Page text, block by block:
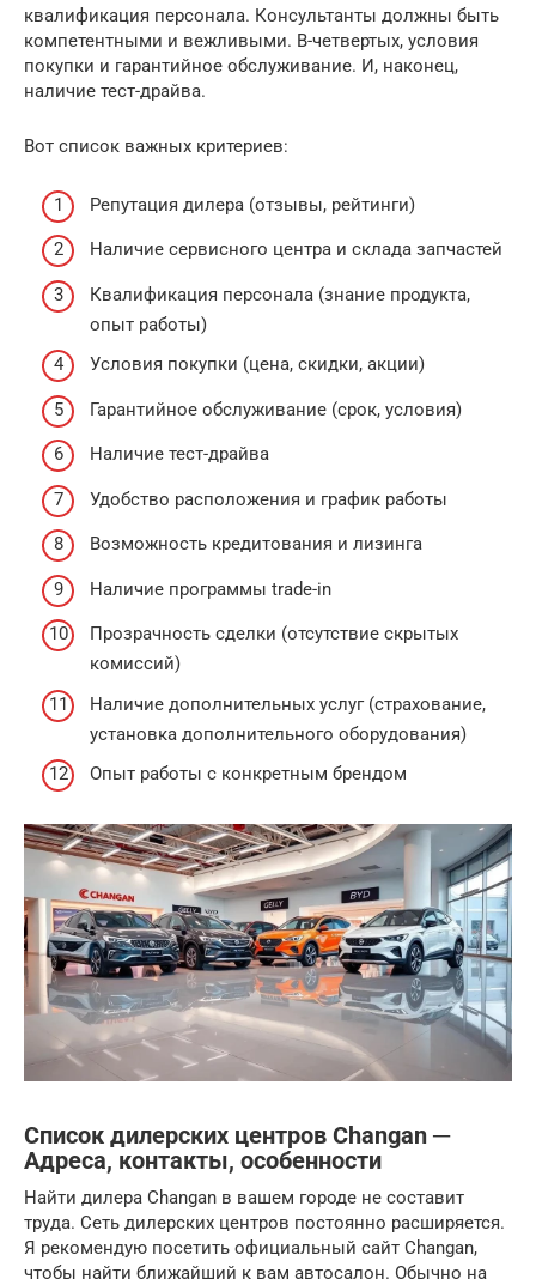
квалификация персонала. Консультанты должны быть
компетентными и вежливыми. В-четвертых, условия
покупки и гарантийное обслуживание. И, наконец,
наличие тест-драйва.
Вот список важных критериев:
Репутация дилера (отзывы, рейтинги)
Наличие сервисного центра и склада запчастей
Квалификация персонала (знание продукта,
опыт работы)
Условия покупки (цена, скидки, акции)
Гарантийное обслуживание (срок, условия)
Наличие тест-драйва
Удобство расположения и график работы
Возможность кредитования и лизинга
Наличие программы trade-in
Прозрачность сделки (отсутствие скрытых
комиссий)
Наличие дополнительных услуг (страхование,
установка дополнительного оборудования)
Опыт работы с конкретным брендом
Список дилерских центров Changan ─
Адреса, контакты, особенности
Найти дилера Changan в вашем городе не составит
труда. Сеть дилерских центров постоянно расширяется.
Я рекомендую посетить официальный сайт Changan,
чтобы найти ближайший к вам автосалон. Обычно на